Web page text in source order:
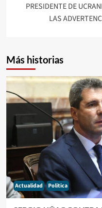
PRESIDENTE DE
LAS
Más historias
Actualidad Politica